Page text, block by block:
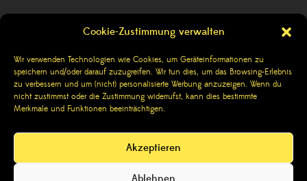
Cookie-Zustimmung verwalten
Wir verwenden Technologien wie Cookies, um Geräteinformationen zu
speichern und/oder darauf zuzugreifen. Wir tun dies, um das Browsing-Erlebnis
zu verbessern und um (nicht) personalisierte Werbung anzuzeigen. Wenn du
nicht zustimmst oder die Zustimmung widerrufst, kann dies bestimmte
Merkmale und Funktionen beeinträchtigen.
Akzeptieren
Ablehnen
Impressum
Datenschutzerklärung